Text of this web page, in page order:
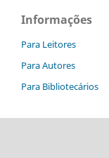
Informações
Para Leitores
Para Autores
Para Bibliotecários